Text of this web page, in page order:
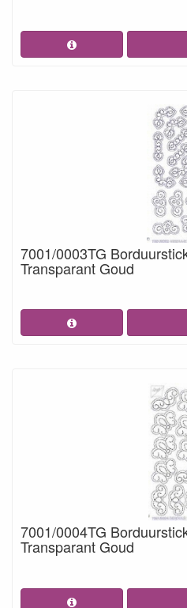
7001/0003TG
Transparant Goud
7001/0004TG
Transparant Goud